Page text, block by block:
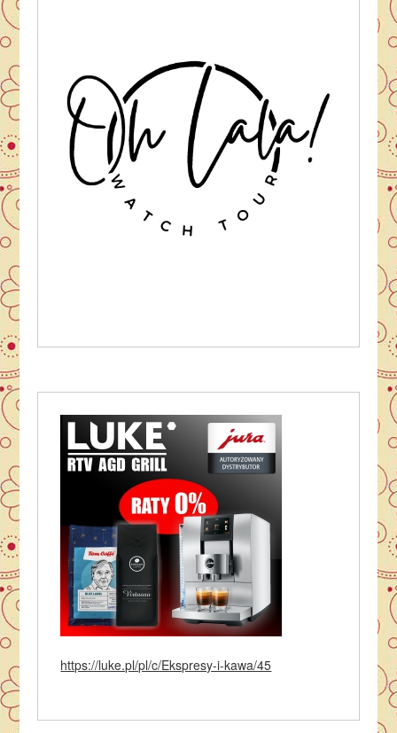
https://luke.pl/pl/c/Ekspresy-i-kawa/45